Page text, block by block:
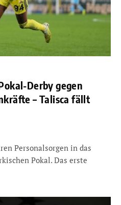
Derby gegen
– Talisca fällt
Personalsorgen in das
Pokal. Das erste